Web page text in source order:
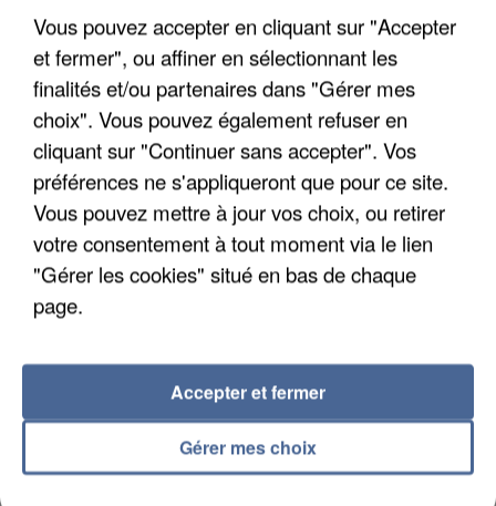
UN SECOND CADRE DE LA DZ MAFIA
INTERPELLÉ EN ALGÉRIE
UNE TOURISTE DE L’OISE EMPORTÉE PAR UNE
COULÉE DE BOUE EN HAUTE-SAVOIE
Vous pouvez accepter en cliquant sur "Accepter
et fermer", ou affiner en sélectionnant les
finalités et/ou partenaires dans "Gérer mes
choix". Vous pouvez également refuser en
cliquant sur "Continuer sans accepter". Vos
préférences ne s'appliqueront que pour ce site.
Vous pouvez mettre à jour vos choix, ou retirer
votre consentement à tout moment via le lien
"Gérer les cookies" situé en bas de chaque
page.
Gérer mes choix
Accepter et fermer